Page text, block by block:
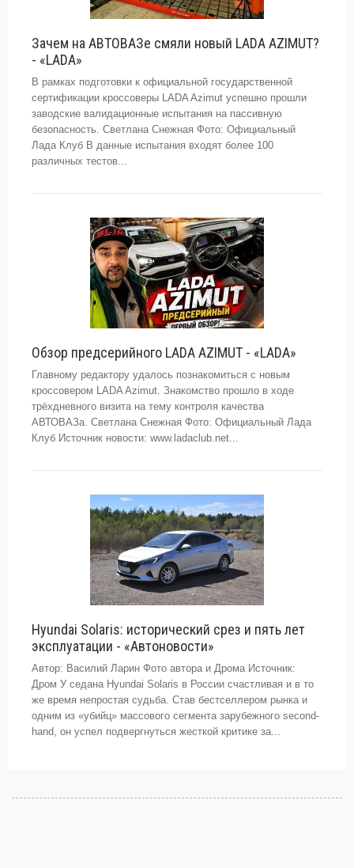
Зачем на АВТОВАЗе смяли новый LADA AZIMUT?
- «LADA»
В рамках подготовки к официальной государственной
сертификации кроссоверы LADA Azimut успешно прошли
заводские валидационные испытания на пассивную
безопасность. Светлана Снежная Фото: Официальный
Лада Клуб В данные испытания входят более 100
различных тестов...
Обзор предсерийного LADA AZIMUT - «LADA»
Главному редактору удалось познакомиться с новым
кроссовером LADA Azimut. Знакомство прошло в ходе
трёхдневного визита на тему контроля качества
АВТОВАЗа. Светлана Снежная Фото: Официальный Лада
Клуб Источник новости: www.ladaclub.net...
Hyundai Solaris: исторический срез и пять лет
эксплуатации - «Автоновости»
Автор: Василий Ларин Фото автора и Дрома Источник:
Дром У седана Hyundai Solaris в России счастливая и в то
же время непростая судьба. Став бестселлером рынка и
одним из «убийц» массового сегмента зарубежного second-
hand, он успел подвергнуться жесткой критике за...